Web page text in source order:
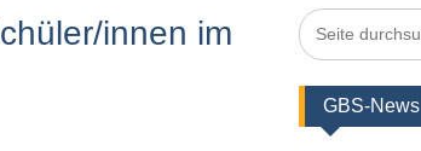
innen im
Search
for:
GBS-News